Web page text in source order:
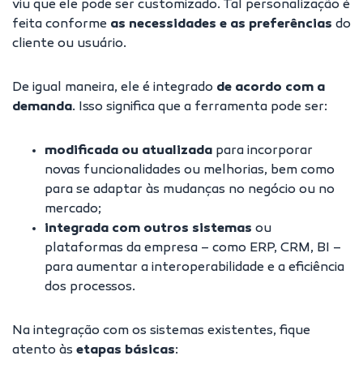
viu que ele pode ser customizado. Tal personalização é
feita conforme as necessidades e as preferências do
cliente ou usuário.
De igual maneira, ele é integrado de acordo com a
demanda. Isso significa que a ferramenta pode ser:
modificada ou atualizada para incorporar
novas funcionalidades ou melhorias, bem como
para se adaptar às mudanças no negócio ou no
mercado;
integrada com outros sistemas ou
plataformas da empresa – como ERP, CRM, BI –
para aumentar a interoperabilidade e a eficiência
dos processos.
Na integração com os sistemas existentes, fique
atento às etapas básicas: